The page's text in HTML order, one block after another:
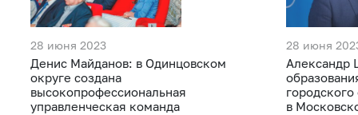
28 июня 2023
Денис Майданов: в Одинцовском
округе создана
высокопрофессиональная
управленческая команда
28 июня
Александр
в